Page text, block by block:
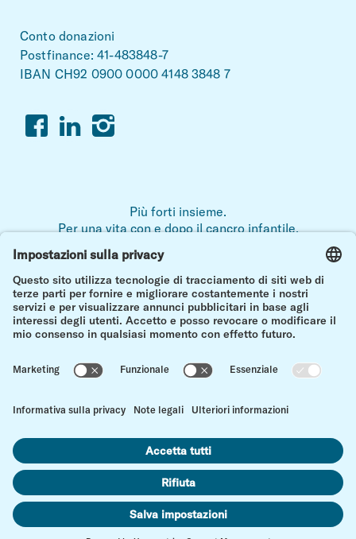
Conto donazioni
Postfinance: 41-483848-7
IBAN CH92 0900 0000 4148 3848 7
FacebookLinkedinInstagram
Più forti insieme.
Per una vita con e dopo il cancro infantile.
Protezione dei datiContatto
Impostazioni dei cookie